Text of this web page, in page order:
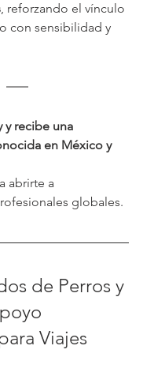
, reforzando el vínculo
con sensibilidad y
y recibe una
en México y
globales.
de Perros y
Viajes